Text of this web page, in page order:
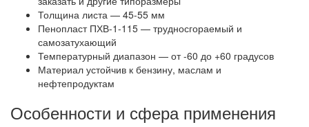
Толщина листа — 45-55 мм
Пенопласт ПХВ-1-115 — трудносгораемый и
самозатухающий
Температурный диапазон — от -60 до +60 градусов
Материал устойчив к бензину, маслам и
нефтепродуктам
Особенности и сфера применения